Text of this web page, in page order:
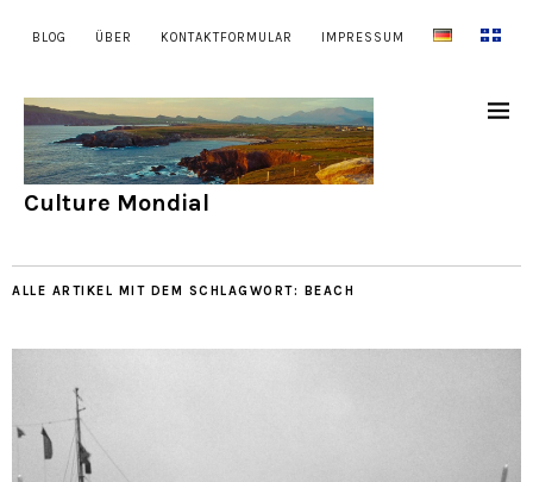
BLOG ÜBER KONTAKTFORMULAR IMPRESSUM
Culture Mondial
ALLE ARTIKEL MIT DEM SCHLAGWORT: BEACH